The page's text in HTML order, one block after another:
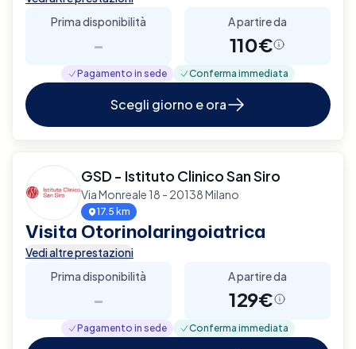
Prima disponibilità
-
A partire da
110€
Pagamento in sede Conferma immediata
Scegli giorno e ora
GSD - Istituto Clinico San Siro
Via Monreale 18 - 20138 Milano
17.5 km
Visita Otorinolaringoiatrica
Vedi altre prestazioni
Prima disponibilità
-
A partire da
129€
Pagamento in sede Conferma immediata